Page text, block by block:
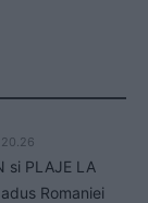
si PLAJE LA
Romaniei